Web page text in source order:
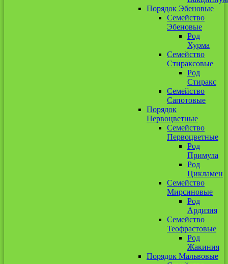
Порядок Эбеновые
Семейство
Эбеновые
Род
Хурма
Семейство
Стираксовые
Род
Стиракс
Семейство
Сапотовые
Порядок
Первоцветные
Семейство
Первоцветные
Род
Примула
Род
Цикламен
Семейство
Мирсиновые
Род
Ардизия
Семейство
Теофрастовые
Род
Жакиния
Порядок Мальвовые